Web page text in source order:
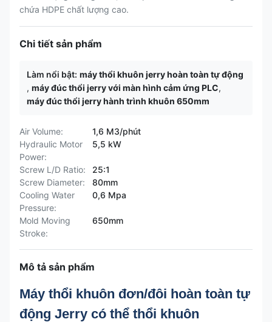
chứa HDPE chất lượng cao.
Chi tiết sản phẩm
Làm nổi bật: máy thổi khuôn jerry hoàn toàn tự động
, máy đúc thổi jerry với màn hình cảm ứng PLC,
máy đúc thổi jerry hành trình khuôn 650mm
Air Volume:
1,6 M3/phút
Hydraulic Motor
Power:
5,5 kW
Screw L/D Ratio:
25:1
Screw Diameter:
80mm
Cooling Water
Pressure:
0,6 Mpa
Mold Moving
Stroke:
650mm
Mô tả sản phẩm
Máy thổi khuôn đơn/đôi hoàn toàn tự
động Jerry có thể thổi khuôn